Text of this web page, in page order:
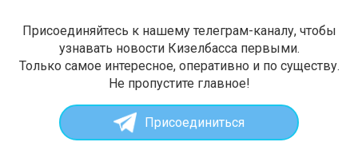
Присоединяйтесь к нашему телеграм-каналу, чтобы
узнавать новости Кизелбасса первыми.
Только самое интересное, оперативно и по существу.
Не пропустите главное!
Присоединиться